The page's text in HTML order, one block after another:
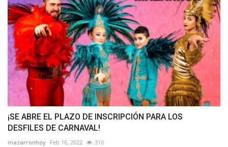
¡SE ABRE EL PLAZO DE INSCRIPCIÓN PARA LOS
DESFILES DE CARNAVAL!
mazarronhoy Feb 16, 2022 310